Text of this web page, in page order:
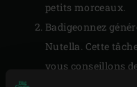
petits morceaux.
Badigeonnez
Nutella. Cette
vous conseillons